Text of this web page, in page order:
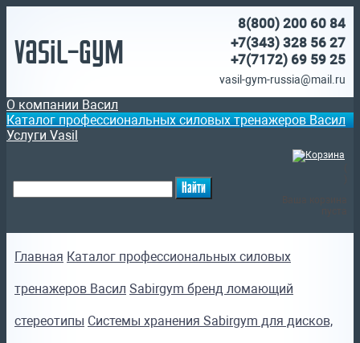
Vasil-Gym
8(800) 200 60 84
+7(343) 328 56 27
+7(7172) 69 59 25
vasil-gym-russia@mail.ru
О компании Васил
Каталог профессиональных силовых тренажеров Васил
Услуги Vasil
Главная Каталог профессиональных силовых
тренажеров Васил Sabirgym бренд ломающий
стереотипы Системы хранения Sabirgym для дисков,